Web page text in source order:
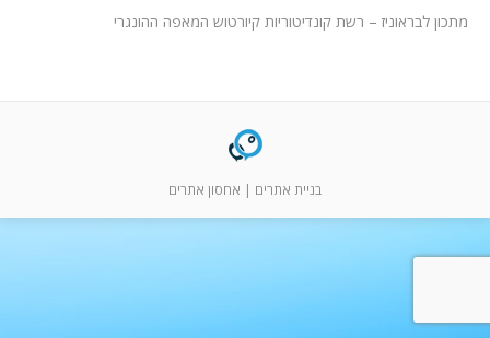
מתכון לבראוניז – רשת קונדיטוריות קיורטוש המאפה ההונגרי
בניית אתרים | אחסון אתרים